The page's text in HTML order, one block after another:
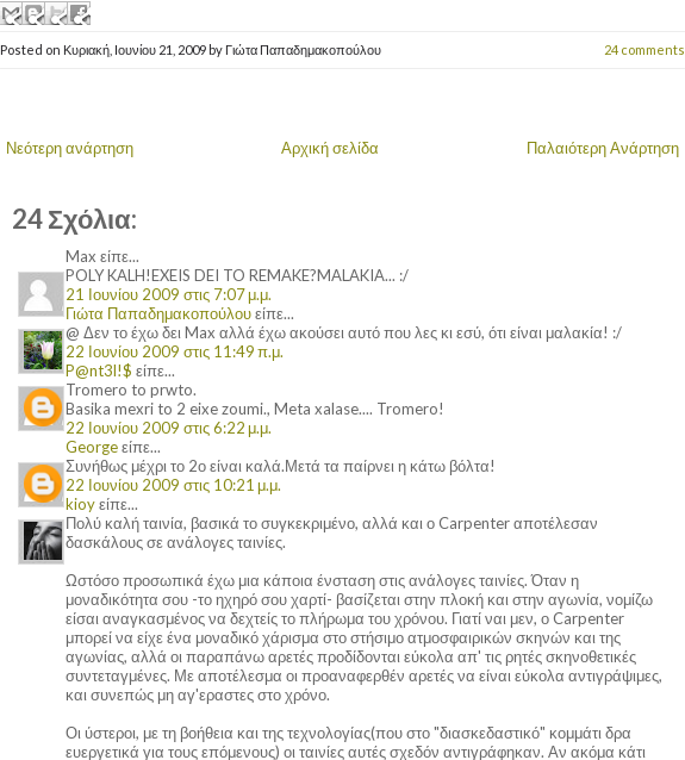
Posted on Κυριακή, Ιουνίου 21, 2009 by Γιώτα Παπαδημακοπούλου 24 comments
Νεότερη ανάρτηση Παλαιότερη Ανάρτηση
Αρχική σελίδα
24 Σχόλια:
Max είπε...
POLY KALH!EXEIS DEI TO REMAKE?MALAKIA... :/
21 Ιουνίου 2009 στις 7:07 μ.μ.
Γιώτα Παπαδημακοπούλουείπε...
@ Δεν το έχω δει Max αλλά έχω ακούσει αυτό που λες κι εσύ, ότι είναι μαλακία! :/
22 Ιουνίου 2009 στις 11:49 π.μ.
P@nt3l!$ είπε...
Tromero to prwto.
Basika mexri to 2 eixe zoumi., Meta xalase.... Tromero!
22 Ιουνίου 2009 στις 6:22 μ.μ.
Georgeείπε...
Συνήθως μέχρι το 2ο είναι καλά.Μετά τα παίρνει η κάτω βόλτα!
22 Ιουνίου 2009 στις 10:21 μ.μ.
kioyείπε...
Πολύ καλή ταινία, βασικά το συγκεκριμένο, αλλά και ο Carpenter αποτέλεσαν
δασκάλους σε ανάλογες ταινίες.
Ωστόσο προσωπικά έχω μια κάποια ένσταση στις ανάλογες ταινίες. Όταν η
μοναδικότητα σου -το ηχηρό σου χαρτί- βασίζεται στην πλοκή και στην αγωνία, νομίζω
είσαι αναγκασμένος να δεχτείς το πλήρωμα του χρόνου. Γιατί ναι μεν, ο Carpenter
μπορεί να είχε ένα μοναδικό χάρισμα στο στήσιμο ατμοσφαιρικών σκηνών και της
αγωνίας, αλλά οι παραπάνω αρετές προδίδονται εύκολα απ' τις ρητές σκηνοθετικές
συντεταγμένες. Με αποτέλεσμα οι προαναφερθέν αρετές να είναι εύκολα αντιγράψιμες,
και συνεπώς μη αγ'εραστες στο χρόνο.
Οι ύστεροι, με τη βοήθεια και της τεχνολογίας(που στο "διασκεδαστικό" κομμάτι δρα
ευεργετικά για τους επόμενους) οι ταινίες αυτές σχεδόν αντιγράφηκαν. Αν ακόμα κάτι